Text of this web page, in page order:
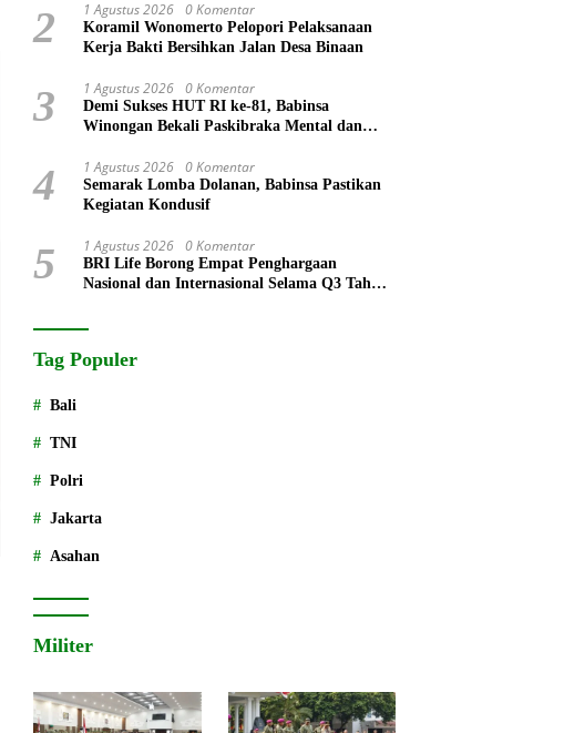
2 1 Agustus 2026 0 Komentar
Koramil Wonomerto Pelopori Pelaksanaan
Kerja Bakti Bersihkan Jalan Desa Binaan
3 1 Agustus 2026 0 Komentar
Demi Sukses HUT RI ke-81, Babinsa
Winongan Bekali Paskibraka Mental dan
4 1 Agustus 2026 0 Komentar
Semarak Lomba Dolanan, Babinsa Pastikan
Kegiatan Kondusif
5 1 Agustus 2026 0 Komentar
BRI Life Borong Empat Penghargaan
Nasional dan Internasional Selama Q3 Tahun
Tag Populer
Bali
TNI
Polri
Jakarta
Asahan
Militer